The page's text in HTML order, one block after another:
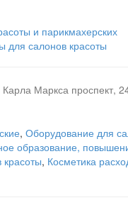
и парикмахерских
для салонов красоты
Карла Маркса проспект,
, Оборудование для
образование,
, Косметика